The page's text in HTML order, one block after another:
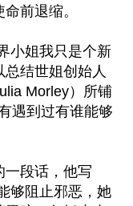
前退缩。
小姐我只是个新
结世姐创始人
Morley）所铺
遇到过有谁能够
一段话，他写
够阻止邪恶，她